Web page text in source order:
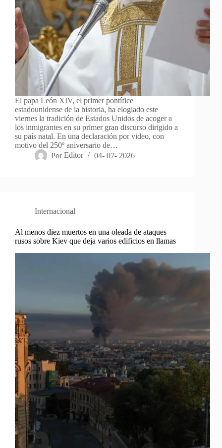
El papa León XIV, el primer pontífice
estadounidense de la historia, ha elogiado este
viernes la tradición de Estados Unidos de acoger a
los inmigrantes en su primer gran discurso dirigido a
su país natal. En una declaración por video, con
motivo del 250º aniversario de…
Por Editor 04- 07- 2026
Internacional
Al menos diez muertos en una oleada de ataques
rusos sobre Kiev que deja varios edificios en llamas